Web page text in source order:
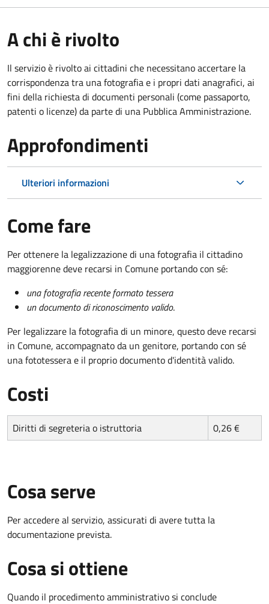
A chi è rivolto
Il servizio è rivolto ai cittadini che necessitano accertare la
corrispondenza tra una fotografia e i propri dati anagrafici, ai
fini della richiesta di documenti personali (come passaporto,
patenti o licenze) da parte di una Pubblica Amministrazione.
Approfondimenti
Ulteriori informazioni
Come fare
Per ottenere la legalizzazione di una fotografia il cittadino
maggiorenne deve recarsi in Comune portando con sé:
una fotografia recente formato tessera
un documento di riconoscimento valido.
Per legalizzare la fotografia di un minore, questo deve recarsi
in Comune, accompagnato da un genitore, portando con sé
una fototessera e il proprio documento d'identità valido.
Costi
Diritti di segreteria o istruttoria 0,26 €
Cosa serve
Per accedere al servizio, assicurati di avere tutta la
documentazione prevista.
Cosa si ottiene
Quando il procedimento amministrativo si conclude